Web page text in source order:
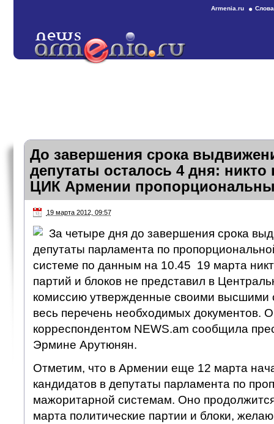
Armenia.ru
До завершения срока
депутаты осталось 4 дня: никто
ЦИК Армении
19 марта 2012, 09:57
За четыре дня до завершения срока
депутаты парламента по
системе по данным на 10.45 19 марта
партий и блоков не представил в
комиссию утвержденные своими высшими
весь перечень необходимых документов.
корреспондентом NEWS.am сообщила
Эрмине Арутюнян.
Отметим, что в Армении еще 12 марта
кандидатов в депутаты парламента по
мажоритарной системам. Оно
марта политические партии и блоки,